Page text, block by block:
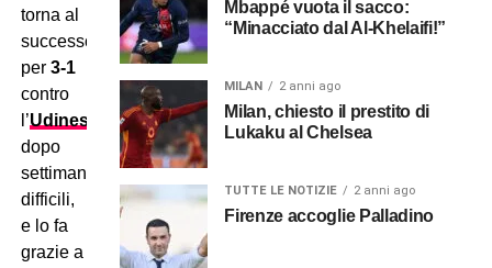
torna al
successo
per 3-1
contro
l’Udinese
dopo
settimane
difficili,
e lo fa
grazie a
Mbappé vuota il sacco:
“Minacciato dal Al-Khelaifi!”
MILAN 2 anni ago
Milan, chiesto il prestito di
Lukaku al Chelsea
TUTTE LE NOTIZIE 2 anni ago
Firenze accoglie Palladino